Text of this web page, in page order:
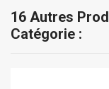
16 Autres
Catégorie :